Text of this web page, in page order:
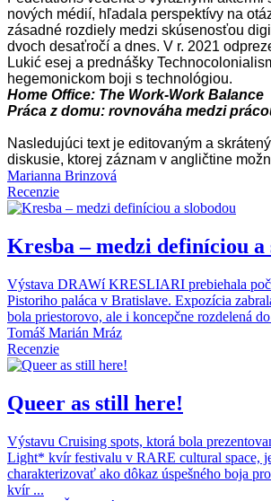
nových médií, hľadala perspektívy na
zásadné rozdiely medzi skúsenosťou
dvoch desaťročí a dnes. V r. 2021
Lukić esej a prednášky
hegemonickom boji s technológiou.
Home Office: The Work-Work Balance
Práca z domu: rovnováha medzi
Nasledujúci text je editovaným a
diskusie, ktorej záznam v angličtine
Marianna Brinzová
Recenzie
Kresba – medzi definíciou a
Výstava DRAWí KRESLIARI prebiehala
Pistoriho paláca v Bratislave. Expozícia
bola priestorovo, ale i koncepčne rozdelená
Tomáš Marián Mráz
Recenzie
Queer as still here!
Výstavu Cruising spots, ktorá bola
Light* kvír festivalu v RARE cultural space,
charakterizovať ako dôkaz úspešného boja
kvír ...